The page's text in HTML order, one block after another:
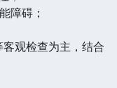
障碍；
观检查为主，结合